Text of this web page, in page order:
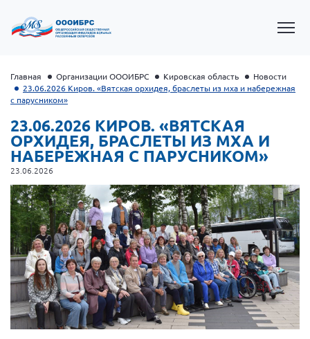
Президент Власов Я.В.
Первый вице-президент Кичигина Н. Ф.
Генеральный директор Матвиевская О.В.
Вице-президент Зрячева Н.В.
Вице-президент Шишлянников Ф.В.
Главная Организации ОООИБРС Кировская область
Новости
23.06.2026 Киров. «Вятская орхидея, браслеты из мха и набережная
с парусником»
23.06.2026 КИРОВ. «ВЯТСКАЯ
ОРХИДЕЯ, БРАСЛЕТЫ ИЗ МХА И
НАБЕРЕЖНАЯ С ПАРУСНИКОМ»
23.06.2026